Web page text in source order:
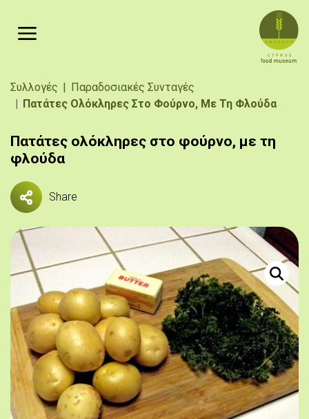
Breadcrumb
Συλλογές
Παραδοσιακές Συνταγές
Πατάτες Ολόκληρες Στο Φούρνο, Με Τη Φλούδα
Πατάτες ολόκληρες στο φούρνο, με τη
φλούδα
Share
Πατάτες,
Πηγή: